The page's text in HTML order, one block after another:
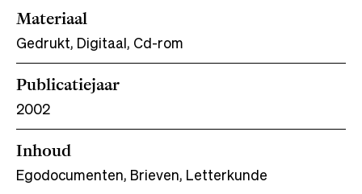
Materiaal
Gedrukt, Digitaal, Cd-rom
Publicatiejaar
2002
Inhoud
Egodocumenten, Brieven, Letterkunde